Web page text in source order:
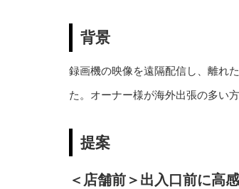
背景
録画機の映像を遠隔配信し、離れ
た。オーナー様が海外出張の多い
提案
＜店舗前＞ 出入口前に高